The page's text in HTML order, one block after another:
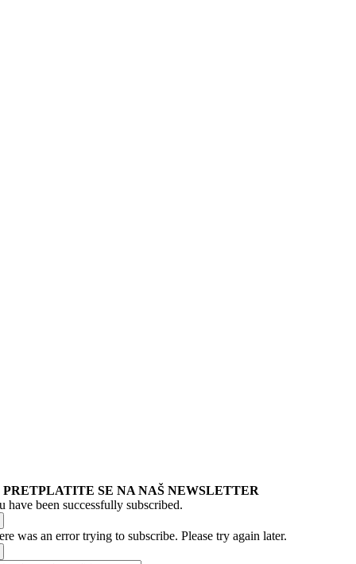
PRETPLATITE SE NA NAŠ NEWSLETTER
have been successfully subscribed.
was an error trying to subscribe. Please try again later.